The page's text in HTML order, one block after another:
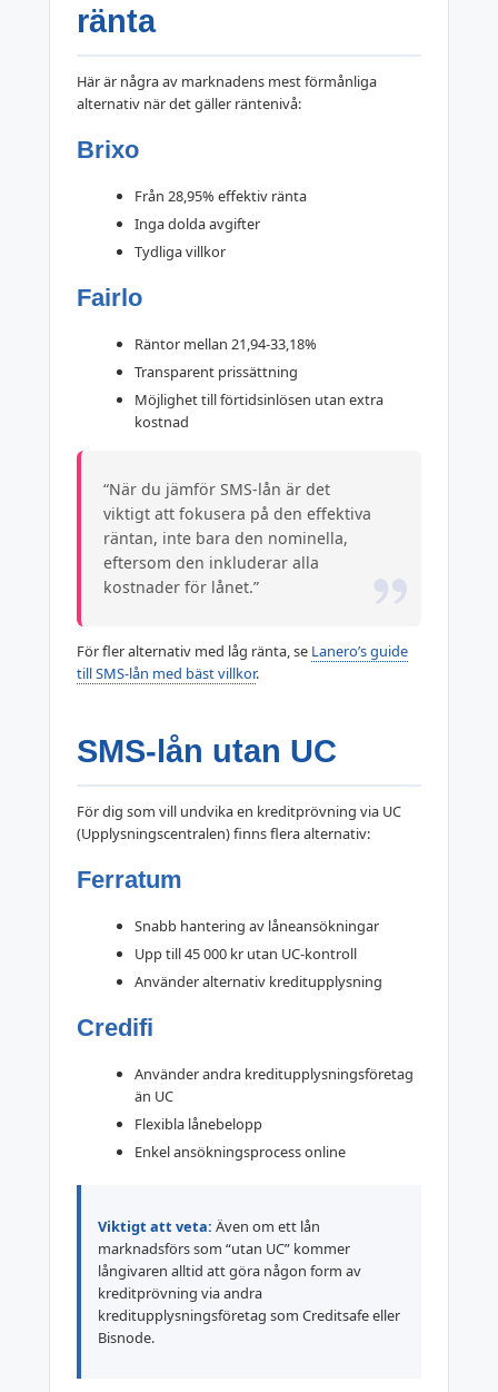
ränta
Här är några av marknadens mest förmånliga
alternativ när det gäller räntenivå:
Brixo
Från 28,95% effektiv ränta
Inga dolda avgifter
Tydliga villkor
Fairlo
Räntor mellan 21,94-33,18%
Transparent prissättning
Möjlighet till förtidsinlösen utan extra
kostnad
“När du jämför SMS-lån är det
viktigt att fokusera på den effektiva
räntan, inte bara den nominella,
eftersom den inkluderar alla
kostnader för lånet.”
För fler alternativ med låg ränta, se Lanero’s guide
till SMS-lån med bäst villkor.
SMS-lån utan UC
För dig som vill undvika en kreditprövning via UC
(Upplysningscentralen) finns flera alternativ:
Ferratum
Snabb hantering av låneansökningar
Upp till 45 000 kr utan UC-kontroll
Använder alternativ kreditupplysning
Credifi
Använder andra kreditupplysningsföretag
än UC
Flexibla lånebelopp
Enkel ansökningsprocess online
Viktigt att veta: Även om ett lån
marknadsförs som “utan UC” kommer
långivaren alltid att göra någon form av
kreditprövning via andra
kreditupplysningsföretag som Creditsafe eller
Bisnode.